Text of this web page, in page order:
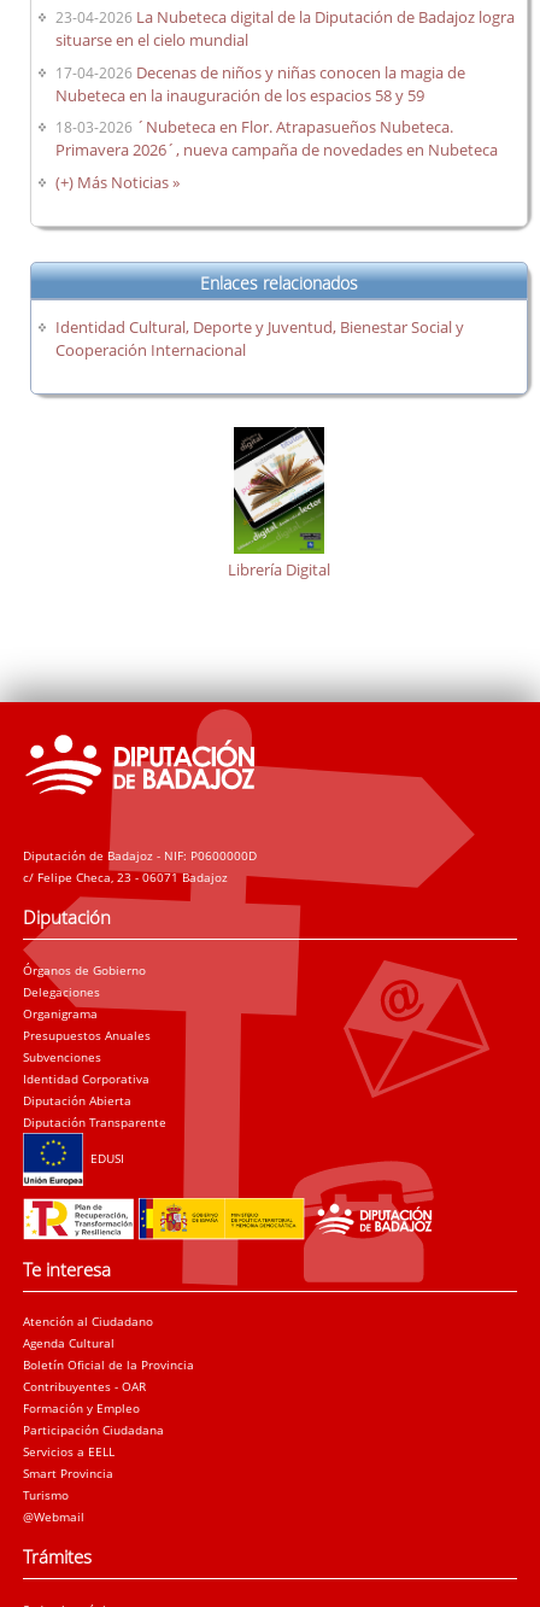
23-04-2026 La Nubeteca digital de la Diputación de Badajoz logra
situarse en el cielo mundial
17-04-2026 Decenas de niños y niñas conocen la magia de
Nubeteca en la inauguración de los espacios 58 y 59
18-03-2026 ´Nubeteca en Flor. Atrapasueños Nubeteca.
Primavera 2026´, nueva campaña de novedades en Nubeteca
(+) Más Noticias »
Enlaces relacionados
Identidad Cultural, Deporte y Juventud, Bienestar Social y
Cooperación Internacional
Librería Digital
Diputación de Badajoz - NIF: P0600000D
c/ Felipe Checa, 23 - 06071 Badajoz
Diputación
Órganos de Gobierno
Delegaciones
Organigrama
Presupuestos Anuales
Subvenciones
Identidad Corporativa
Diputación Abierta
Diputación Transparente
EDUSI
Te interesa
Atención al Ciudadano
Agenda Cultural
Boletín Oficial de la Provincia
Contribuyentes - OAR
Formación y Empleo
Participación Ciudadana
Servicios a EELL
Smart Provincia
Turismo
@Webmail
Trámites